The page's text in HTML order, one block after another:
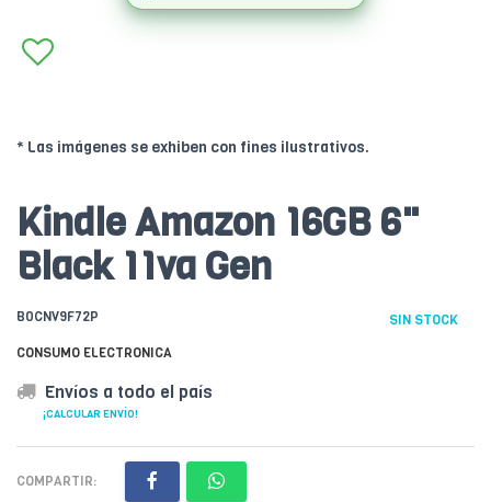
* Las imágenes se exhiben con fines ilustrativos.
Kindle Amazon 16GB 6"
Black 11va Gen
B0CNV9F72P
SIN STOCK
CONSUMO ELECTRONICA
Envíos a todo el país
¡CALCULAR ENVÍO!
COMPARTIR: